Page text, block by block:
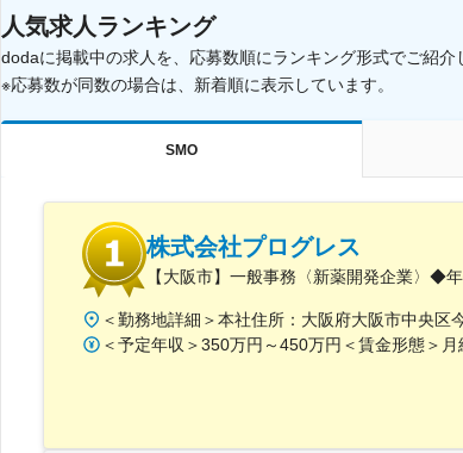
人気求人ランキング
dodaに掲載中の求人を、応募数順にランキング形式でご紹介
※応募数が同数の場合は、新着順に表示しています。
SMO
株式会社プログレス
【大阪市】一般事務〈新薬開発企業〉◆